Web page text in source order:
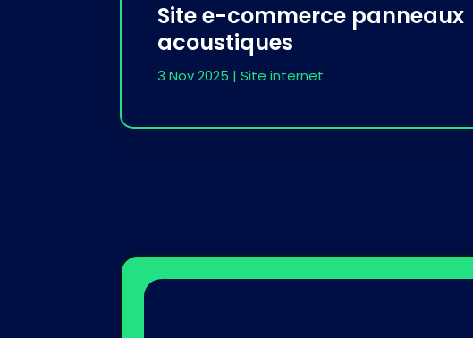
Site e-commerce panneaux
acoustiques
3 Nov 2025 |Site internet